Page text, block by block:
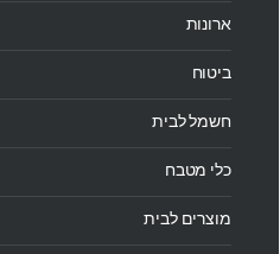
ארונות
ביטוח
חשמל לבית
כלי מטבח
מוצרים לבית